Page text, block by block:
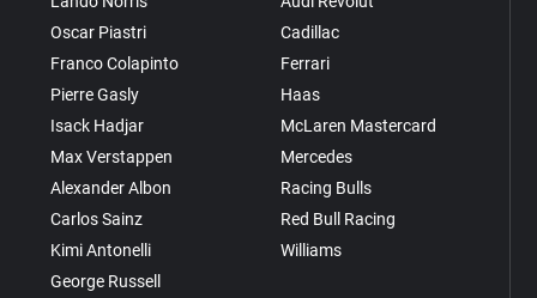
Oscar Piastri
Franco Colapinto
Pierre Gasly
Isack Hadjar
Max Verstappen
Alexander Albon
Carlos Sainz
Kimi Antonelli
George Russell
Cadillac
Ferrari
Haas
McLaren Mastercard
Mercedes
Racing Bulls
Red Bull Racing
Williams